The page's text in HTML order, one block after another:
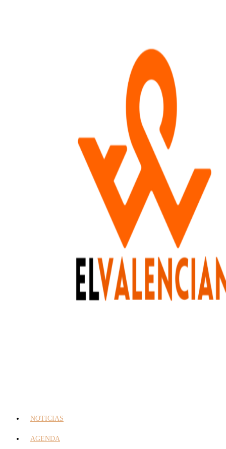
NOTICIAS
AGENDA